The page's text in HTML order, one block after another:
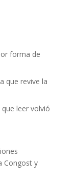
forma de
que revive la
leer volvió
Congost y